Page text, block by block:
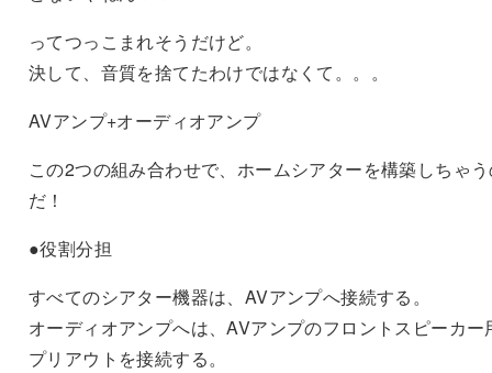
ってつっこまれそうだけど。
決して、音質を捨てたわけではなくて。。。
AVアンプ+オーディオアンプ
この2つの組み合わせで、ホームシアターを構築しちゃ
だ！
●役割分担
すべてのシアター機器は、AVアンプへ接続する。
オーディオアンプへは、AVアンプのフロントスピーカー
プリアウトを接続する。